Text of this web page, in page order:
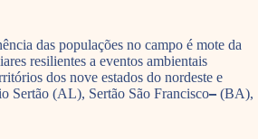
das populações no campo é mote da
resilientes a eventos ambientais
dos nove estados do nordeste e
Sertão (AL), Sertão São Francisco– (BA),